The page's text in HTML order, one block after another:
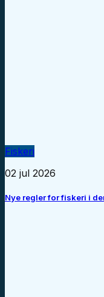
Fiskeri
02 jul 2026
Nye regler for fiskeri i